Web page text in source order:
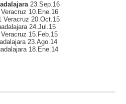
23.Sep.16
10.Ene.16
Veracruz 20.Oct.15
24.Jul.15
15.Feb.15
23.Ago.14
18.Ene.14